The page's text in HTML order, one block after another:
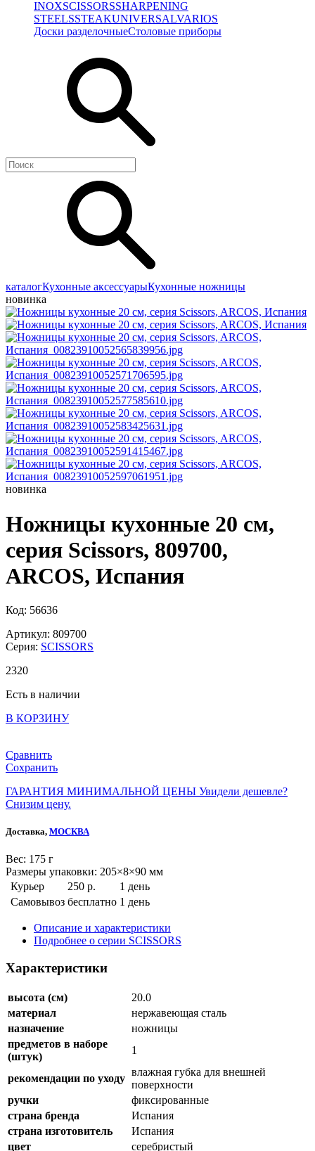
INOXSCISSORSSHARPENING
STEELSSTEAKUNIVERSALVARIOS
Доски разделочныеСтоловые приборы
каталогКухонные аксессуарыКухонные ножницы
новинка
новинка
Ножницы кухонные 20 см,
серия Scissors, 809700,
ARCOS, Испания
Код: 56636
Артикул: 809700
Серия: SCISSORS
2320
Есть в наличии
В КОРЗИНУ
Сравнить
Сохранить
ГАРАНТИЯ МИНИМАЛЬНОЙ ЦЕНЫ Увидели дешевле?
Снизим цену.
Доставка, МОСКВА
Веc: 175 г
Размеры упаковки: 205×8×90 мм
Курьер
250 р.
1 день
Самовывоз бесплатно 1 день
Описание и характеристики
Подробнее о серии SCISSORS
Характеристики
высота (см)
20.0
материал
нержавеющая сталь
назначение
ножницы
предметов в наборе
(штук)
1
рекомендации по уходу
влажная губка для внешней
поверхности
ручки
фиксированные
страна бренда
Испания
страна изготовитель
Испания
цвет
серебристый